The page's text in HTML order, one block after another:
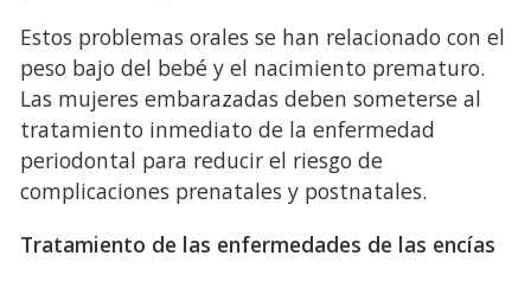
Estos problemas orales se han relacionado con el
peso bajo del bebé y el nacimiento prematuro.
Las mujeres embarazadas deben someterse al
tratamiento inmediato de la enfermedad
periodontal para reducir el riesgo de
complicaciones prenatales y postnatales.
Tratamiento de las enfermedades de las encías